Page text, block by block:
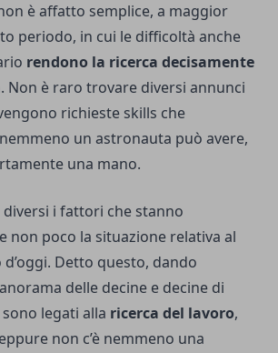
è affatto semplice, a maggior
periodo, in cui le difficoltà anche
rendono la ricerca decisamente
. Non è raro trovare diversi annunci
richieste skills che
un astronauta può avere,
una mano.
i fattori che stanno
non poco la situazione relativa al
Detto questo, dando
delle decine e decine di
legati alla ricerca del lavoro,
non c’è nemmeno una